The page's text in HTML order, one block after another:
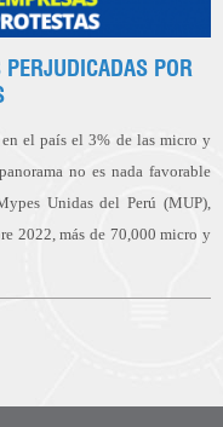
POR
en el país el 3% de las micro y
no es nada favorable
Unidas del Perú (MUP),
2022, más de 70,000 micro y